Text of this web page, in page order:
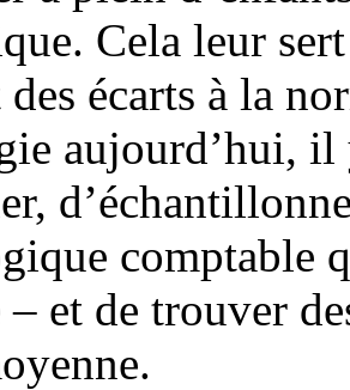
Cela leur
écarts à la
aujourd’hui,
comptable
– et de trouver